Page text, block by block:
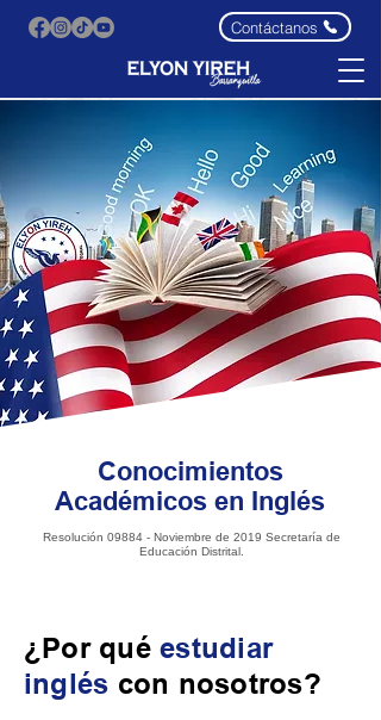
Contáctanos
Conocimientos
Académicos en Inglés
Resolución 09884 - Noviembre de 2019 Secretaría de
Educación Distrital.
¿Por quéestudiar
inglés con nosotros?